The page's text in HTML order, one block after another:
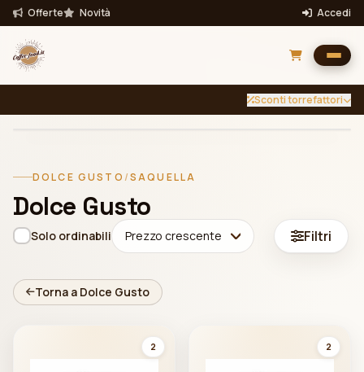
Offerte Novità Accedi
Sconti torrefattori
Bevande Filtra
DOLCE GUSTO /SAQUELLA
Dolce Gusto
Solo ordinabili Prezzo crescente Filtri
Torna a Dolce Gusto
2 2